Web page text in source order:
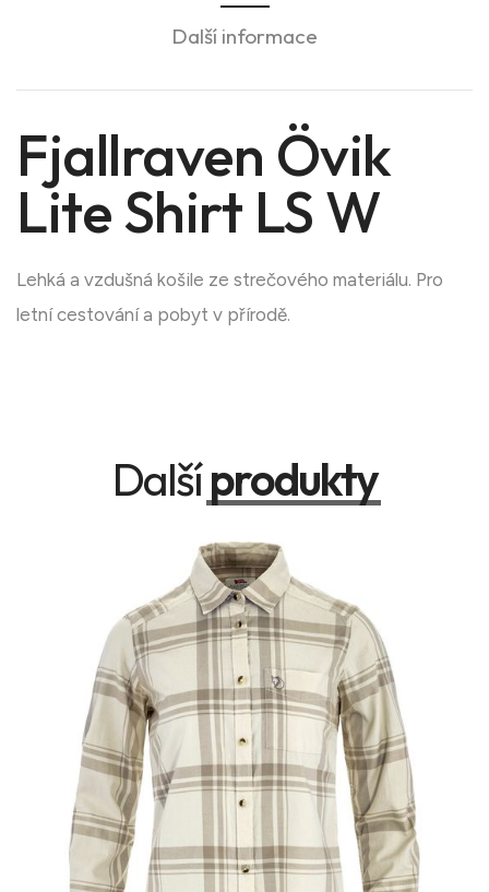
Další informace
Fjallraven Övik
Lite Shirt LS W
Lehká a vzdušná košile ze strečového materiálu. Pro
letní cestování a pobyt v přírodě.
Dalšíprodukty